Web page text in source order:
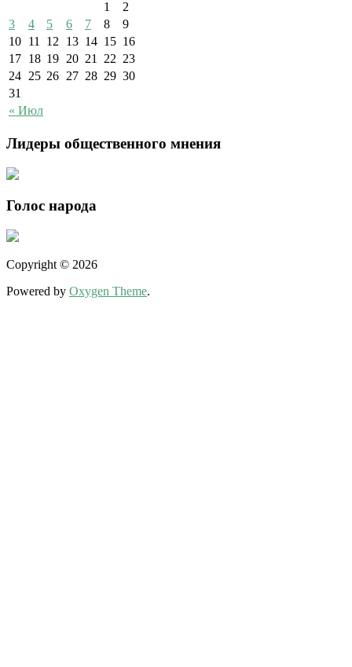
« Июл
1
2
3
4 5 6 7 8
9
10 11 12 13 14 15 16
17 18 19 20 21 22 23
24 25 26 27 28 29 30
31
Лидеры общественного мнения
Голос народа
Copyright © 2026
Powered by Oxygen Theme.